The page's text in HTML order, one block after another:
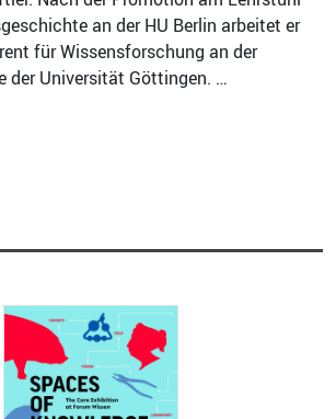
an der HU Berlin arbeitet er
für Wissensforschung an der
der Universität Göttingen. …